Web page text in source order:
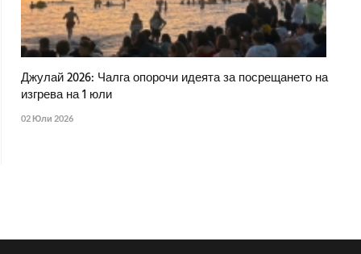
Джулай 2026: Чалга опорочи идеята за посрещането на
изгрева на 1 юли
02 Юли 2026